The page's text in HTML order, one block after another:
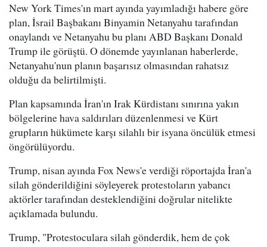
New York Times'ın mart ayında yayımladığı habere göre
plan, İsrail Başbakanı Binyamin Netanyahu tarafından
onaylandı ve Netanyahu bu planı ABD Başkanı Donald
Trump ile görüştü. O dönemde yayınlanan haberlerde,
Netanyahu'nun planın başarısız olmasından rahatsız
olduğu da belirtilmişti.
Plan kapsamında İran'ın Irak Kürdistanı sınırına yakın
bölgelerine hava saldırıları düzenlenmesi ve Kürt
grupların hükümete karşı silahlı bir isyana öncülük etmesi
öngörülüyordu.
Trump, nisan ayında Fox News'e verdiği röportajda İran'a
silah gönderildiğini söyleyerek protestoların yabancı
aktörler tarafından desteklendiğini doğrular nitelikte
açıklamada bulundu.
Trump, "Protestoculara silah gönderdik, hem de çok